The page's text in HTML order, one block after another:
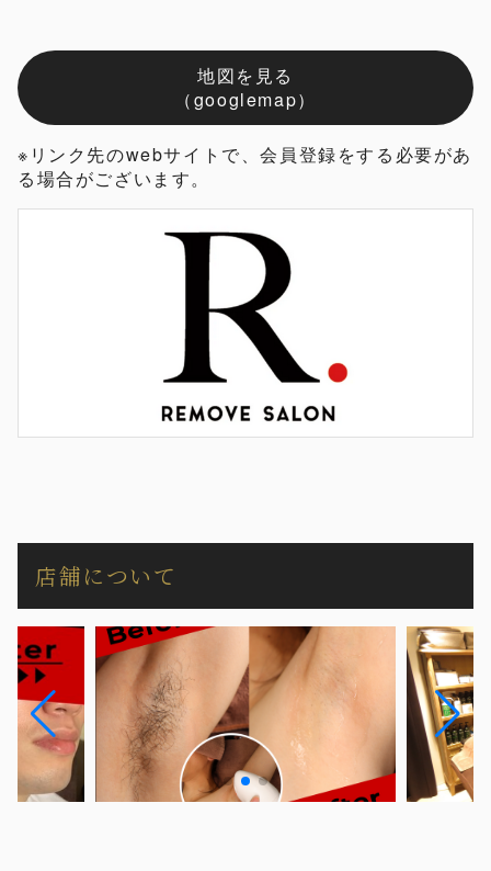
地図を見る
（googlemap）
※リンク先のwebサイトで、会員登録をする必要があ
る場合がございます。
店舗について